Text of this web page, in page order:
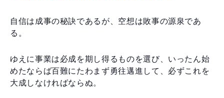
自信は成事の秘訣であるが、空想は敗事の源泉であ
る。
ゆえに事業は必成を期し得るものを選び、いったん始
めたならば百難にたわまず勇往邁進して、必ずこれを
大成しなければならぬ。